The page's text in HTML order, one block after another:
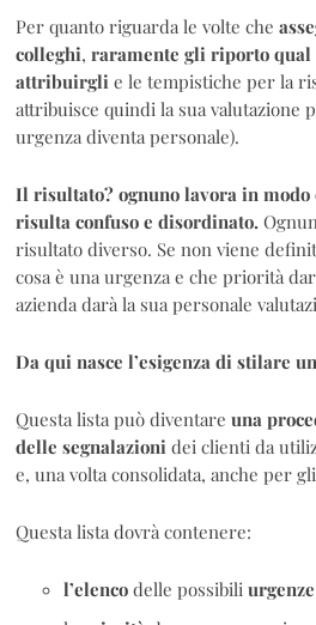
Per quanto riguarda le volte che
colleghi,raramente gli riporto qual
attribuirgli e le tempistiche per la
attribuisce quindi la sua valutazione
urgenza diventa personale).
Il risultato? ognuno lavora in
risulta confuso e disordinato.
risultato diverso. Se non viene
cosa è una urgenza e che priorità
azienda darà la sua personale
Da qui nasce l’esigenza di stilare
Questa lista può diventareuna
delle segnalazioni dei clienti da
e, una volta consolidata, anche per
Questa lista dovrà contenere:
l’elenco delle possibiliurgenze